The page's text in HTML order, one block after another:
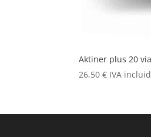
Aktiner plus 20
26,50€ IVA